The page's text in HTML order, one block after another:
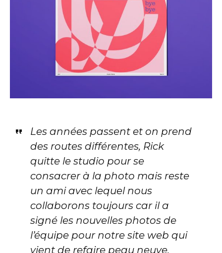
Les années passent et on prend
des routes différentes, Rick
quitte le studio pour se
consacrer à la photo mais reste
un ami avec lequel nous
collaborons toujours car il a
signé les nouvelles photos de
l’équipe pour notre site web qui
vient de refaire peau neuve.